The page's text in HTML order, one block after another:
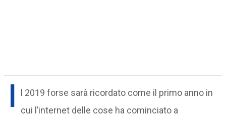
I
l 2019 forse sarà ricordato come il primo anno in
cui l’internet delle cose ha cominciato a